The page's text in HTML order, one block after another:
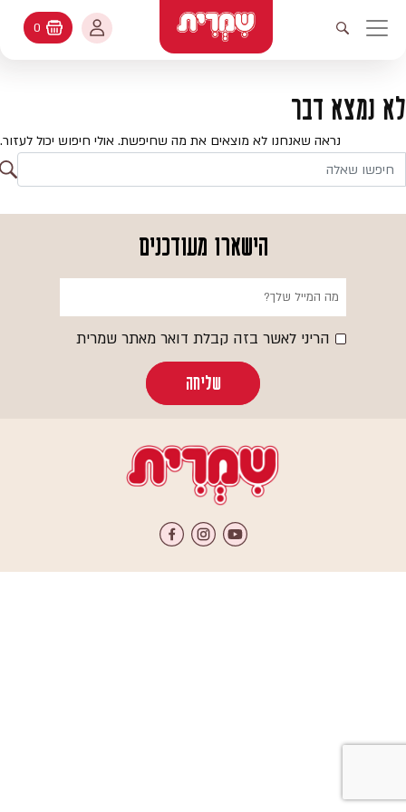
ניווט ראשי
פתיחת חיפוש
עולמות האפיה
מתכונים
קטלוג המוצרים
שאלות ותשובות
החשבון שלי
החשבון שלי
היסטורית הזמנות
עדכן סיסמה
עגלת קניות
0
לא נמצא דבר
נראה שאנחנו לא מוצאים את מה שחיפשת. אולי חיפוש יכול לעזור.
הישארו מעודכנים
הריני לאשר בזה קבלת דואר מאתר שמרית
שליחה